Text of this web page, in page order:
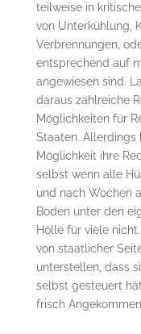
teilweise in
von Unterkühlung,
Verbrennungen,
entsprechend auf
angewiesen sind.
daraus zahlreiche
Möglichkeiten für
Staaten. Allerdings
Möglichkeit ihre
selbst wenn alle
und nach Wochen
Boden unter den
Hölle für viele
von staatlicher
unterstellen, dass
selbst gesteuert
frisch